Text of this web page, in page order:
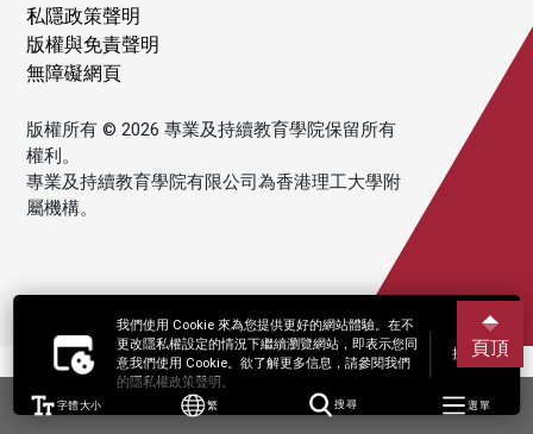
我們使用 Cookie 來為您提供更好的網站體驗。在不
更改隱私權設定的情況下繼續瀏覽網站，即表示您同
意我們使用 Cookie。欲了解更多信息，請參閱我們
的隱私權政策聲明。
接受
字體大小 繁 搜尋 選單
私隱政策聲明
版權與免責聲明
無障礙網頁
版權所有 © 2026 專業及持續教育學院保留所有
權利。
專業及持續教育學院有限公司為香港理工大學附
屬機構。
頁頂